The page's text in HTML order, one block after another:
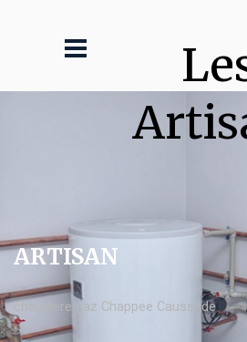
ARTISAN
chaudière gaz Chappee Caussade